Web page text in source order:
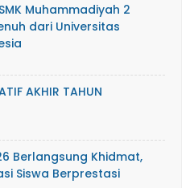
Muhammadiyah 2
dari Universitas
AKHIR TAHUN
Berlangsung Khidmat,
Siswa Berprestasi